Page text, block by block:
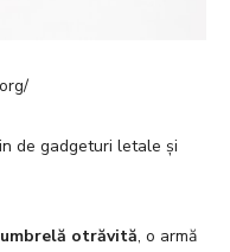
de gadgeturi letale și
umbrelă otrăvită, o armă